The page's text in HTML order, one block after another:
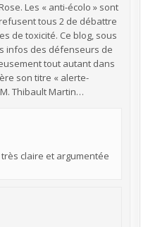
Les « anti-écolo » sont
tous 2 de débattre
de toxicité. Ce blog, sous
infos des défenseurs de
tout autant dans
son titre « alerte-
Thibault Martin…
claire et argumentée